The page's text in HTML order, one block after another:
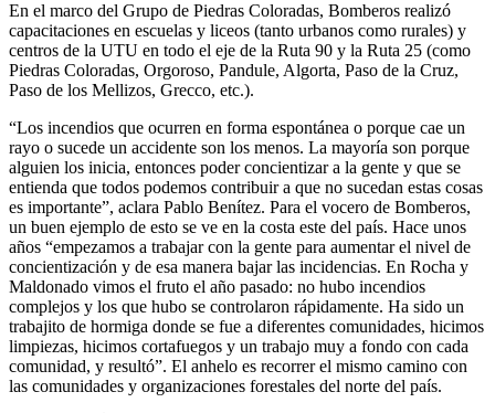
En el marco del Grupo de Piedras Coloradas, Bomberos realizó
capacitaciones en escuelas y liceos (tanto urbanos como rurales) y
centros de la UTU en todo el eje de la Ruta 90 y la Ruta 25 (como
Piedras Coloradas, Orgoroso, Pandule, Algorta, Paso de la Cruz,
Paso de los Mellizos, Grecco, etc.).
“Los incendios que ocurren en forma espontánea o porque cae un
rayo o sucede un accidente son los menos. La mayoría son porque
alguien los inicia, entonces poder concientizar a la gente y que se
entienda que todos podemos contribuir a que no sucedan estas cosas
es importante”, aclara Pablo Benítez. Para el vocero de Bomberos,
un buen ejemplo de esto se ve en la costa este del país. Hace unos
años “empezamos a trabajar con la gente para aumentar el nivel de
concientización y de esa manera bajar las incidencias. En Rocha y
Maldonado vimos el fruto el año pasado: no hubo incendios
complejos y los que hubo se controlaron rápidamente. Ha sido un
trabajito de hormiga donde se fue a diferentes comunidades, hicimos
limpiezas, hicimos cortafuegos y un trabajo muy a fondo con cada
comunidad, y resultó”. El anhelo es recorrer el mismo camino con
las comunidades y organizaciones forestales del norte del país.